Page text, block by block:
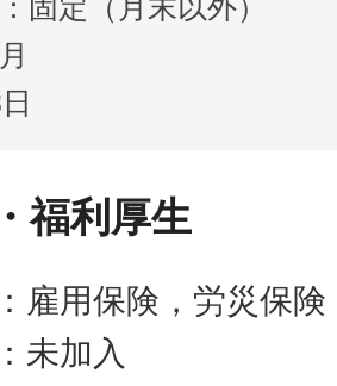
固定（月末以外）
福利厚生
雇用保険，労災保
未加入